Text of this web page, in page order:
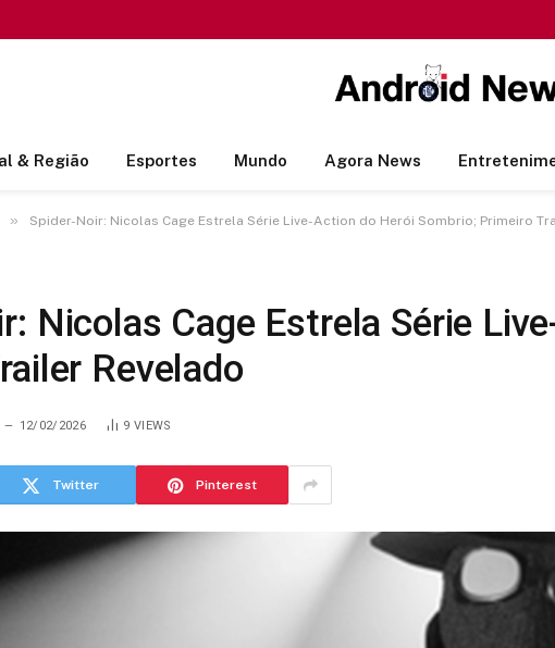
& Região Esportes Mundo Agora News
» Spider-Noir: Nicolas Cage Estrela Série Live-Action do Herói Sombrio; Primeiro
Nicolas Cage Estrela Série
Revelado
12/02/2026 9 VIEWS
Twitter Pinterest